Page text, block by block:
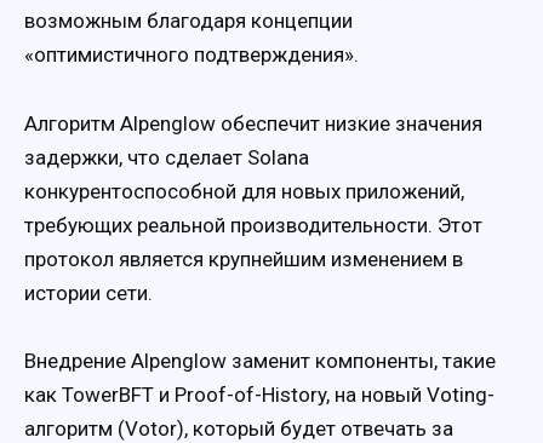
возможным благодаря концепции
«оптимистичного подтверждения».
Алгоритм Alpenglow обеспечит низкие значения
задержки, что сделает Solana
конкурентоспособной для новых приложений,
требующих реальной производительности. Этот
протокол является крупнейшим изменением в
истории сети.
Внедрение Alpenglow заменит компоненты, такие
как TowerBFT и Proof-of-History, на новый Voting-
алгоритм (Votor), который будет отвечать за